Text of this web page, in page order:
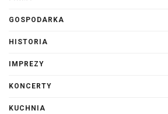
GOSPODARKA
HISTORIA
IMPREZY
KONCERTY
KUCHNIA